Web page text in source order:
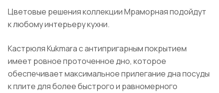
Цветовые решения коллекции Мраморная подойдут
к любому интерьеру кухни.
Кастрюля Kukmara с антипригарным покрытием
имеет ровное проточенное дно, которое
обеспечивает максимальное прилегание дна посуды
к плите для более быстрого и равномерного